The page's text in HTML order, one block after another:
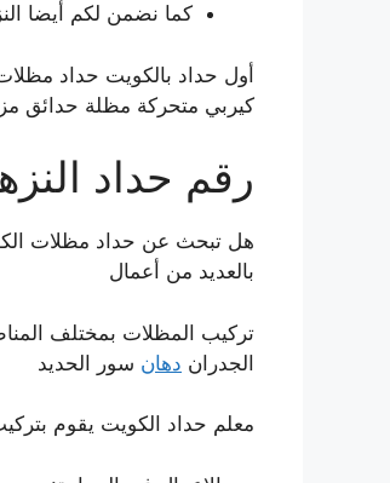
كما نضمن لكم أيضا
أول حداد بالكويت حداد
كيربي متحركة مظلة حدائق
رقم حداد
هل تبحث عن حداد مظلات
بالعديد من أعمال
تركيب المظلات بمختلف
الجدران دهان سور الحديد
معلم حداد الكويت يقوم